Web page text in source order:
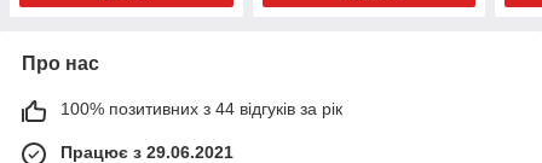
Про нас
100% позитивних з 44 відгуків за рік
Працює з 29.06.2021